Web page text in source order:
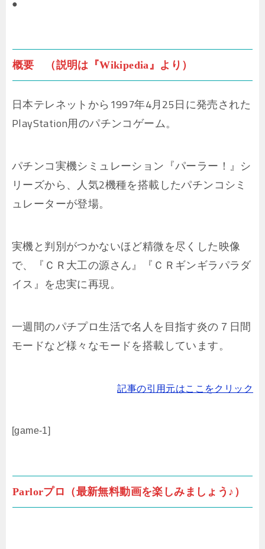
●
概要 （説明は『Wikipedia』より）
日本テレネットから1997年4月25日に発売された
PlayStation用のパチンコゲーム。
パチンコ実機シミュレーション『パーラー！』シ
リーズから、人気2機種を搭載したパチンコシミ
ュレーターが登場。
実機と判別がつかないほど精微を尽くした映像
で、『ＣＲ大工の源さん』『ＣＲギンギラパラダ
イス』を忠実に再現。
一週間のパチプロ生活で名人を目指す炎の７日間
モードなど様々なモードを搭載しています。
記事の引用元はここをクリック
[game-1]
Parlorプロ（最新無料動画を楽しみましょう♪）